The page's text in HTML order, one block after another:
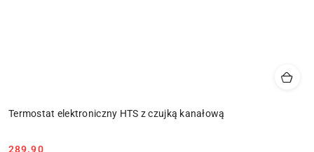
Termostat elektroniczny HTS z czujką kanałową
289.90